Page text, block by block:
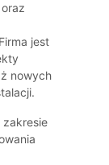
jest
nowych
zakresie